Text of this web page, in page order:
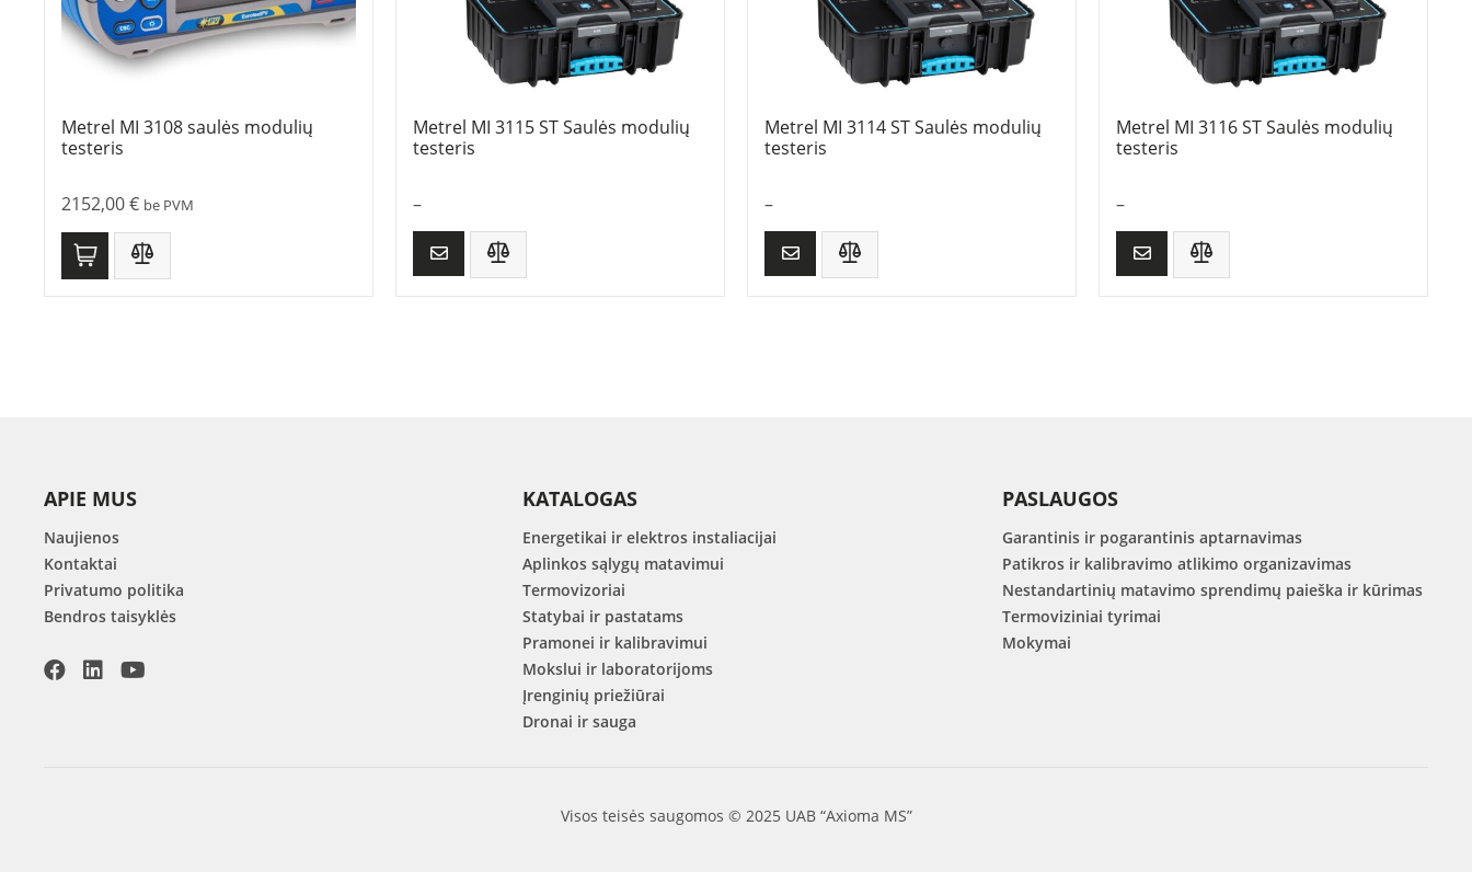
Metrel MI 3108 saulės modulių
testeris
2152,00€ be PVM
Metrel MI 3115 ST Saulės modulių
testeris
–
Metrel MI 3114 ST Saulės modulių
testeris
–
Metrel MI 3116 ST Saulės modulių
testeris
–
APIE MUS
Naujienos
Kontaktai
Privatumo politika
Bendros taisyklės
KATALOGAS
Energetikai ir elektros instaliacijai
Aplinkos sąlygų matavimui
Termovizoriai
Statybai ir pastatams
Pramonei ir kalibravimui
Mokslui ir laboratorijoms
Įrenginių priežiūrai
Dronai ir sauga
PASLAUGOS
Garantinis ir pogarantinis aptarnavimas
Patikros ir kalibravimo atlikimo organizavimas
Nestandartinių matavimo sprendimų paieška ir kūrimas
Termoviziniai tyrimai
Mokymai
Visos teisės saugomos © 2025 UAB “Axioma MS”